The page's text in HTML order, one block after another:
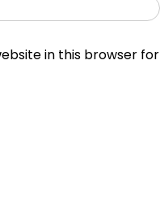
in this browser for